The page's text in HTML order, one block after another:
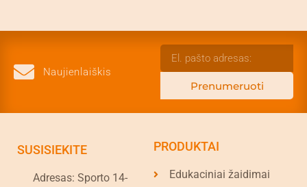
Naujienlaiškis
Prenumeruoti
SUSISIEKITE
Adresas: Sporto 14-
PRODUKTAI
Edukaciniai žaidimai